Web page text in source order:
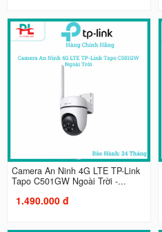
Camera An Ninh 4G LTE TP-Link
Tapo C501GW Ngoài Trời -...
1.490.000 đ